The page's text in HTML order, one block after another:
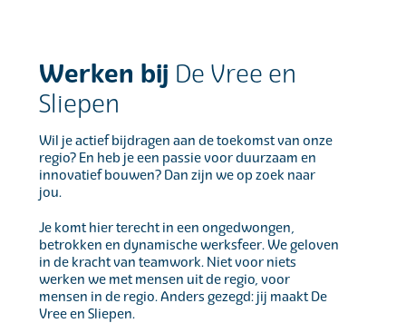
Werken bij De Vree en
Sliepen
Wil je actief bijdragen aan de toekomst van onze
regio? En heb je een passie voor duurzaam en
innovatief bouwen? Dan zijn we op zoek naar
jou.
Je komt hier terecht in een ongedwongen,
betrokken en dynamische werksfeer. We geloven
in de kracht van teamwork. Niet voor niets
werken we met mensen uit de regio, voor
mensen in de regio. Anders gezegd: jij maakt De
Vree en Sliepen.